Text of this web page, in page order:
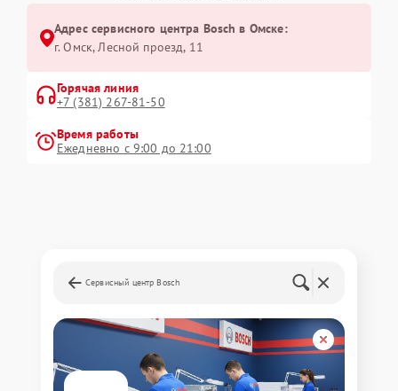
Адрес сервисного центра Bosch в Омске:
г. Омск, ​Лесной проезд, 11
Горячая линия
+7 (381) 267-81-50
Время работы
Ежедневно с 9:00 до 21:00
Сервисный центр Bosch